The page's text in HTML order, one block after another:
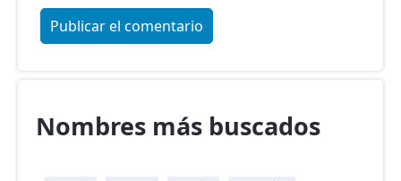
Nombres más buscados